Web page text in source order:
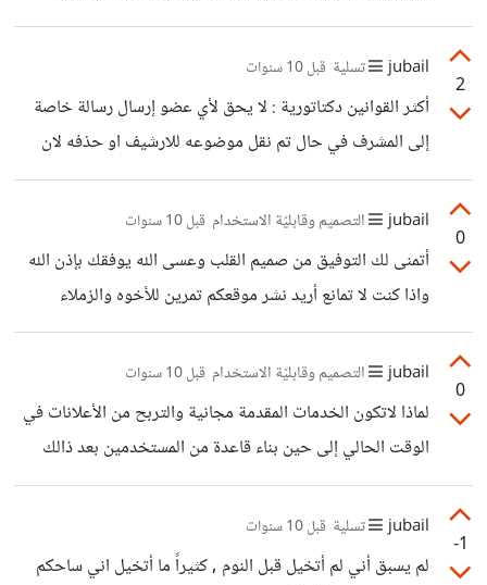
المنسية ) , مسلمي بورما (ميانمار) ... وغيرها الكثير من الدول
التي لاذنب لها الأ أنهم مسلمين , اللهم أرحمهم برحمتك وإلحقهم
بالصادقين وصبر إهاليهم على مصائبهم وأعن المسلمين على
صلاح أمورهم يارحمان يارحيم
2
jubail تسلية قبل 10 سنوات
أكثر القوانين دكتاتورية : لا يحق لأي عضو إرسال رسالة خاصة
إلى المشرف في حال تم نقل موضوعه للارشيف او حذفه لان
السبب لابد إن يكون مذكور ضمن قوانين المنتدى.
0
jubail التصميم وقابليّة الاستخدام قبل 10 سنوات
أتمنى لك التوفيق من صميم القلب وعسى الله يوفقك بإذن الله
واذا كنت لا تمانع أريد نشر موقعكم تمرين للأخوه والزملاء
العاملين بالتدريس هنا بالسعودية عسى ان ينتفعو به وايضاً نشره
على تويتر من قبل حسابات الاعلانات هناك
0
jubail التصميم وقابليّة الاستخدام قبل 10 سنوات
لماذا لاتكون الخدمات المقدمة مجانية والتربح من الأعلانات في
الوقت الحالي إلى حين بناء قاعدة من المستخدمين بعد ذالك
تستطيعون البحث عن مستثمر أو وضع خطط للعوائد الماليه لان
المنافسة أجدها كبيره جداً الكثير من المشاريع في خلال السنتين
الماضيه رأيت الكثير من نفس نوعية المشروع
-1
jubail تسلية قبل 10 سنوات
لم يسبق أني لم أتخيل قبل النوم , كثيراً ما أتخيل اني ساحكم